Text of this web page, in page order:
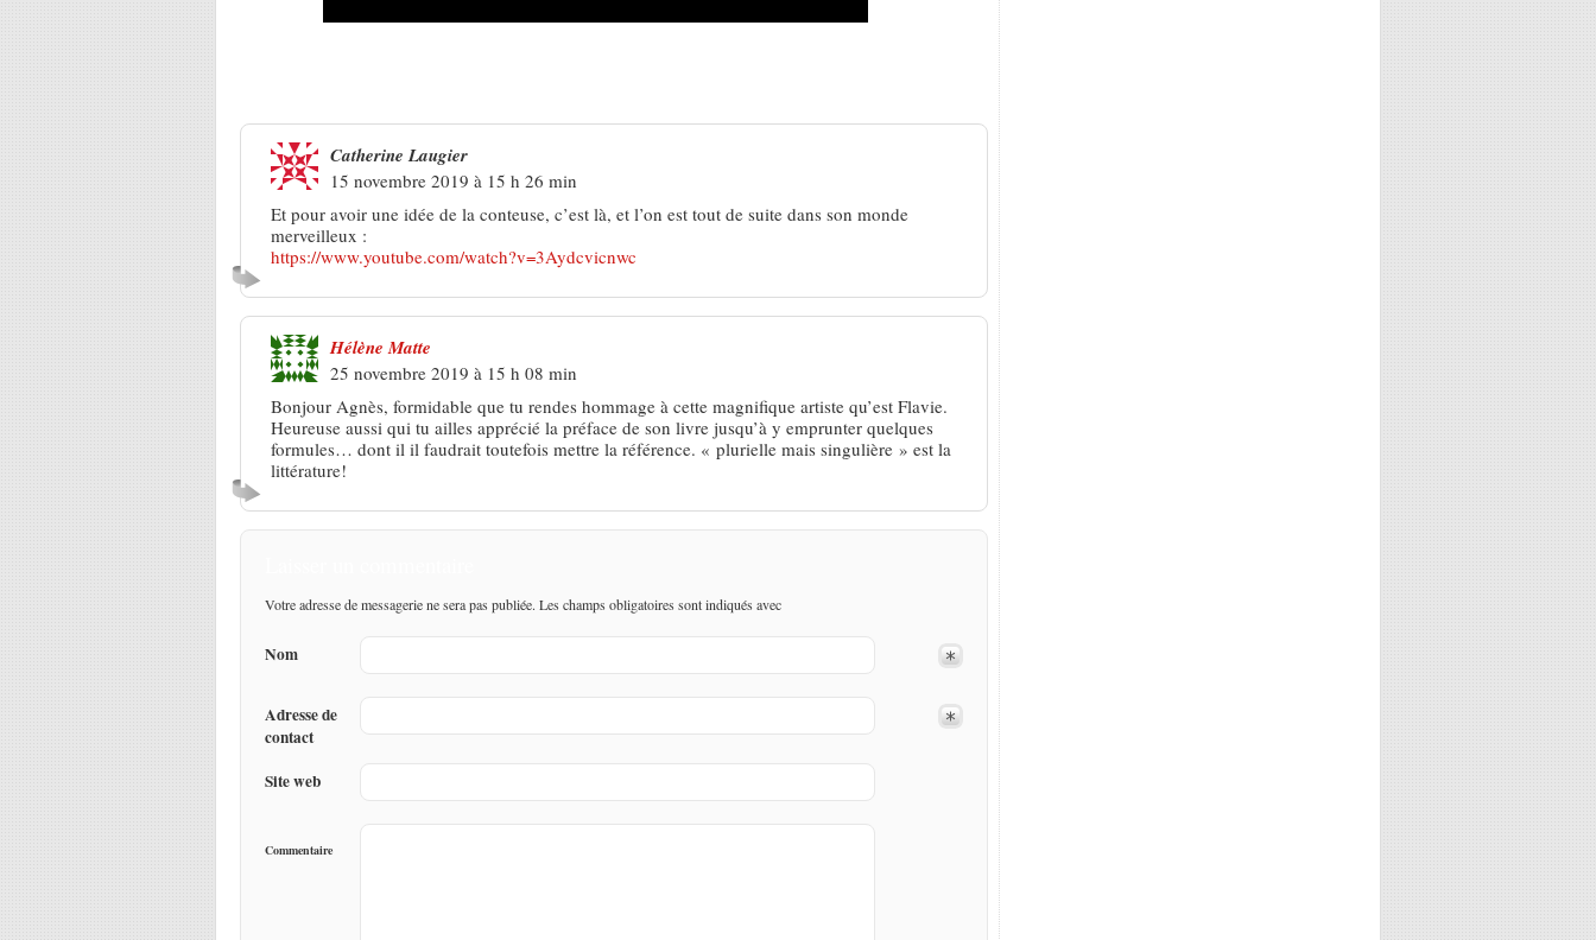
Catherine Laugier
15 novembre 2019 à 15 h 26 min
Et pour avoir une idée de la conteuse, c’est là, et l’on est tout de suite dans son monde
merveilleux :
https://www.youtube.com/watch?v=3Aydcvicnwc
Hélène Matte
25 novembre 2019 à 15 h 08 min
Bonjour Agnès, formidable que tu rendes hommage à cette magnifique artiste qu’est Flavie.
Heureuse aussi qui tu ailles apprécié la préface de son livre jusqu’à y emprunter quelques
formules… dont il il faudrait toutefois mettre la référence. « plurielle mais singulière » est la
littérature!
Votre adresse de messagerie ne sera pas publiée. Les champs obligatoires sont indiqués avec
Nom
Adresse de
contact
Site web
Commentaire